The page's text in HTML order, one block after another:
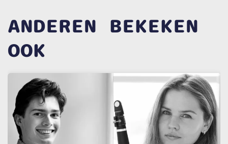
ANDEREN BEKEKEN
OOK